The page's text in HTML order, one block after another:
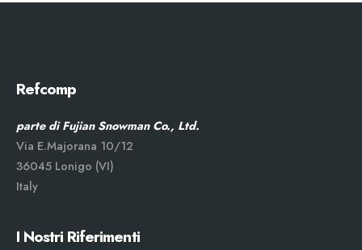
Refcomp
parte di Fujian Snowman Co., Ltd.
Via E.Majorana 10/12
36045 Lonigo (VI)
Italy
I Nostri Riferimenti